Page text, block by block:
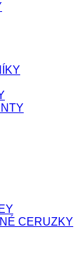
CERUZKY